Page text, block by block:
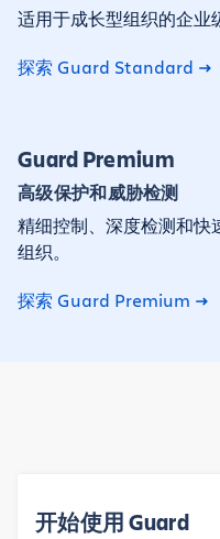
适用于成长型组织的企业
探索 Guard Standard
Guard Premium
高级保护和威胁检测
精细控制、深度检测和快
组织。
探索 Guard Premium
开始使用 Guard